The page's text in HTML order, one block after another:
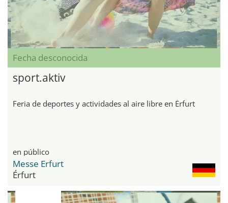
Fecha desconocida
sport.aktiv
Feria de deportes y actividades al aire libre en Érfurt
en público
Messe Erfurt
Érfurt